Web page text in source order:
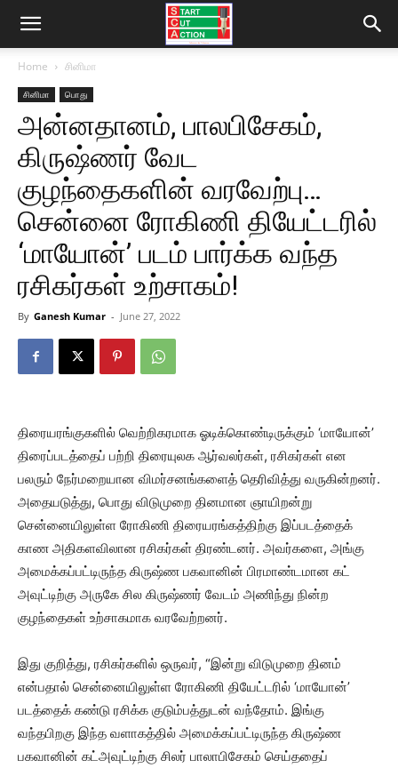
Home சினிமா
சினிமா பொது
அன்னதானம், பாலபிசேகம்,
கிருஷ்ணர் வேட
குழந்தைகளின் வரவேற்பு…
சென்னை ரோகிணி தியேட்டரில்
‘மாயோன்’ படம் பார்க்க வந்த
ரசிகர்கள் உற்சாகம்!
By Ganesh Kumar - June 27, 2022
திரையரங்குகளில் வெற்றிகரமாக ஓடிக்கொண்டிருக்கும் ‘மாயோன்’
திரைப்படத்தைப் பற்றி திரையுலக ஆர்வலர்கள், ரசிகர்கள் என
பலரும் நேர்மறையான விமர்சனங்களைத் தெரிவித்து வருகின்றனர்.
அதையடுத்து, பொது விடுமுறை தினமான ஞாயிறன்று
சென்னையிலுள்ள ரோகிணி திரையரங்கத்திற்கு இப்படத்தைக்
காண அதிகளவிலான ரசிகர்கள் திரண்டனர். அவர்களை, அங்கு
அமைக்கப்பட்டிருந்த கிருஷ்ண பகவானின் பிரமாண்டமான கட்
அவுட்டிற்கு அருகே சில கிருஷ்ணர் வேடம் அணிந்து நின்ற
குழந்தைகள் உற்சாகமாக வரவேற்றனர்.
இது குறித்து, ரசிகர்களில் ஒருவர், “இன்று விடுமுறை தினம்
என்பதால் சென்னையிலுள்ள ரோகிணி தியேட்டரில் ‘மாயோன்’
படத்தைக் கண்டு ரசிக்க குடும்பத்துடன் வந்தோம். இங்கு
வந்தபிறகு இந்த வளாகத்தில் அமைக்கப்பட்டிருந்த கிருஷ்ண
பகவானின் கட்அவுட்டிற்கு சிலர் பாலாபிசேகம் செய்ததைப்